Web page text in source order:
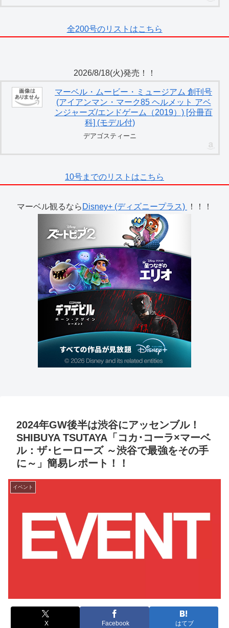
全200号のリストはこちら
2026/8/18(火)発売！！
マーベル・ムービー・ミュージアム 創刊号
(アイアンマン・マーク85 ヘルメット アベ
ンジャーズ/エンドゲーム（2019）) [分冊百
科] (モデル付)
デアゴスティーニ
10号までのリストはこちら
マーベル観るなら Disney+ (ディズニープラス) ！！！
2024年GW後半は渋谷にアッセンブル！
SHIBUYA TSUTAYA「コカ･コーラ×マーベ
ル：ザ･ヒーローズ ～渋谷で最強をその手
に～」簡易レポート！！
イベント
X Facebook はてブ